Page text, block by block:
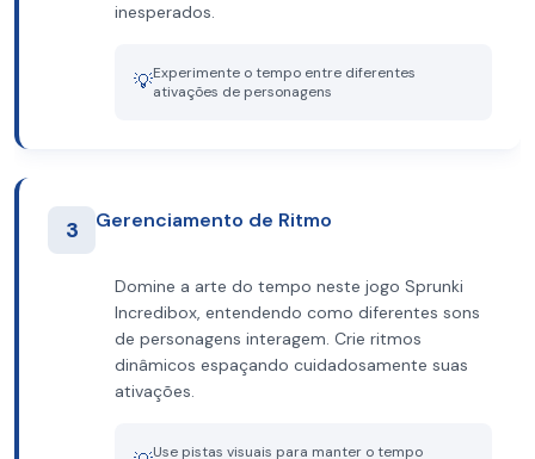
inesperados.
💡Experimente o tempo entre diferentes
ativações de personagens
3 Gerenciamento de Ritmo
Domine a arte do tempo neste jogo Sprunki
Incredibox, entendendo como diferentes sons
de personagens interagem. Crie ritmos
dinâmicos espaçando cuidadosamente suas
ativações.
Use pistas visuais para manter o tempo